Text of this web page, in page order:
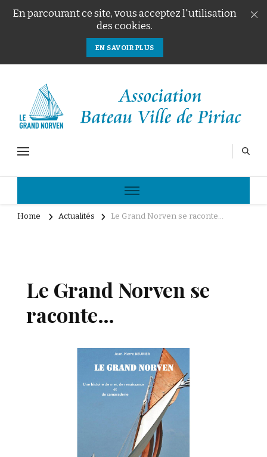
En parcourant ce site, vous acceptez l'utilisation
des cookies.
EN SAVOIR PLUS
Le Grand Norven
Home Actualités Le Grand Norven se raconte…
Le Grand Norven se
raconte…